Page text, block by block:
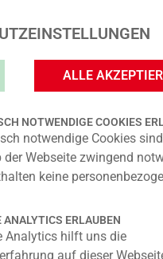
BEAUTY LOUNGE
NOTWENDIGE COOKIES
notwendige Cookies
der Webseite zwingend
keine
ANALYTICS ERLAUBEN
Analytics hilft uns die
auf dieser
ALLE